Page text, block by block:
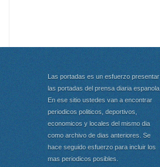
Las portadas es un esfuerzo presentar
las portadas del prensa diaria espanola.
En ese sitio ustedes van a encontrar
periodicos politicos, deportivos,
economicos y locales del mismo dia
como archivo de dias anteriores. Se
hace seguido esfuerzo para incluir los
mas periodicos posibles.